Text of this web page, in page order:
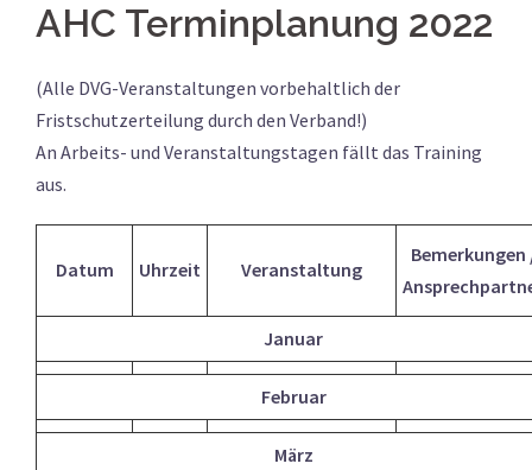
AHC Terminplanung 2022
(Alle DVG-Veranstaltungen vorbehaltlich der
Fristschutzerteilung durch den Verband!)
An Arbeits- und Veranstaltungstagen fällt das Training
aus.
Datum Uhrzeit Veranstaltung
Bemerkungen
Januar
Februar
März